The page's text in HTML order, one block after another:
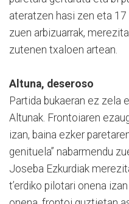
ateratzen hasi zen eta
zuen arbizuarrak,
zutenen txaloen artean.
Altuna, deseroso
Partida bukaeran ez zela
Altunak. Frontoiaren
izan, baina ezker
genituela” nabarmendu
Joseba Ezkurdiak
t’erdiko pilotari onena